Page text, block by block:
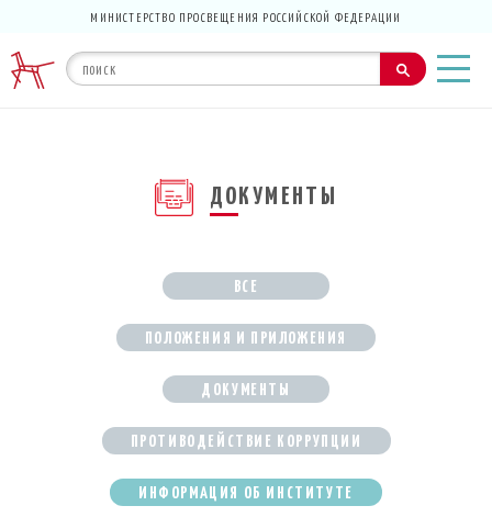
МИНИСТЕРСТВО ПРОСВЕЩЕНИЯ РОССИЙСКОЙ ФЕДЕРАЦИИ
ДОКУМЕНТЫ
ВСЕ
ПОЛОЖЕНИЯ И ПРИЛОЖЕНИЯ
ДОКУМЕНТЫ
ПРОТИВОДЕЙСТВИЕ КОРРУПЦИИ
ИНФОРМАЦИЯ ОБ ИНСТИТУТЕ